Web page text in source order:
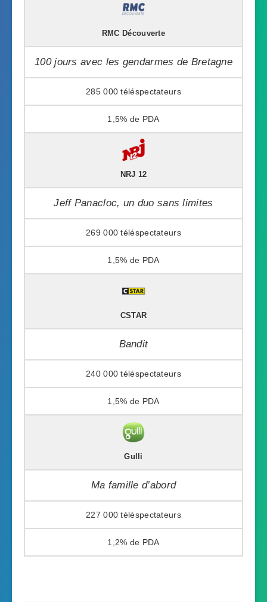
RMC Découverte
100 jours avec les gendarmes de Bretagne
285 000
1,5%
NRJ 12
Jeff Panacloc, un duo sans limites
269 000
1,5%
CSTAR
Bandit
240 000
1,5%
Gulli
Ma famille d’abord
227 000
1,2%